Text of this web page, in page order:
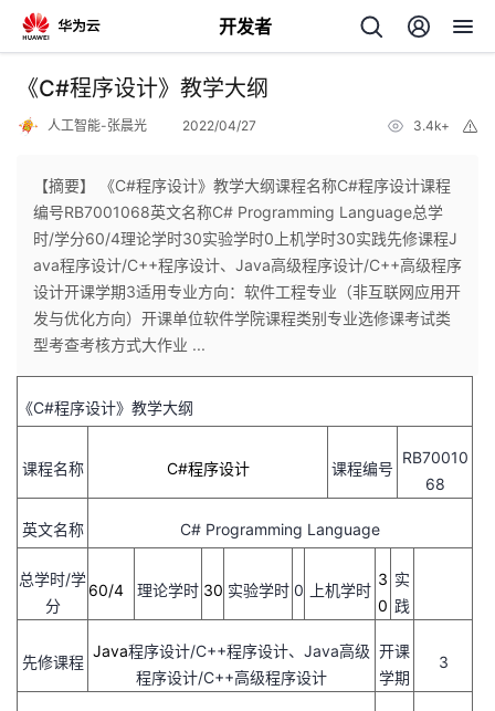
开发者
返
个
人
主
页
我
的
开
发
者
我
博
的
我
《C#程序设计》教学大纲
人工智能-张晨光 2022/04/27 3.4k+
【摘要】 《C#程序设计》教学大纲课程名称C#程序设计课程
编号RB7001068英文名称C# Programming Language总学
时/学分60/4理论学时30实验学时0上机学时30实践先修课程J
ava程序设计/C++程序设计、Java高级程序设计/C++高级程序
设计开课学期3适用专业方向：软件工程专业（非互联网应用开
发与优化方向）开课单位软件学院课程类别专业选修课考试类
型考查考核方式大作业 ...
《C#程序设计》教学大纲
课程名称 C#程序设计 课程编号
RB70010
68
英文名称 C# Programming Language
总学时/学
分
60/4 理论学时 30 实验学时 0 上机学时
3
0
实
践
先修课程
Java程序设计/C++程序设计、Java高级
程序设计/C++高级程序设计
开课
学期
3